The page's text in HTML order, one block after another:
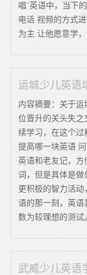
唱’英语中，当下
电话 视频的方式
为主 让他愿意学
运城少儿英语
内容摘要：关于
位晋升的关头失之
续学习，在这个过
提高哪一块英语
英语和老友记，方
词，但是具体是做
更积极的智力活
语的那一刻，英语
数为较理想的测试
武威少儿英语